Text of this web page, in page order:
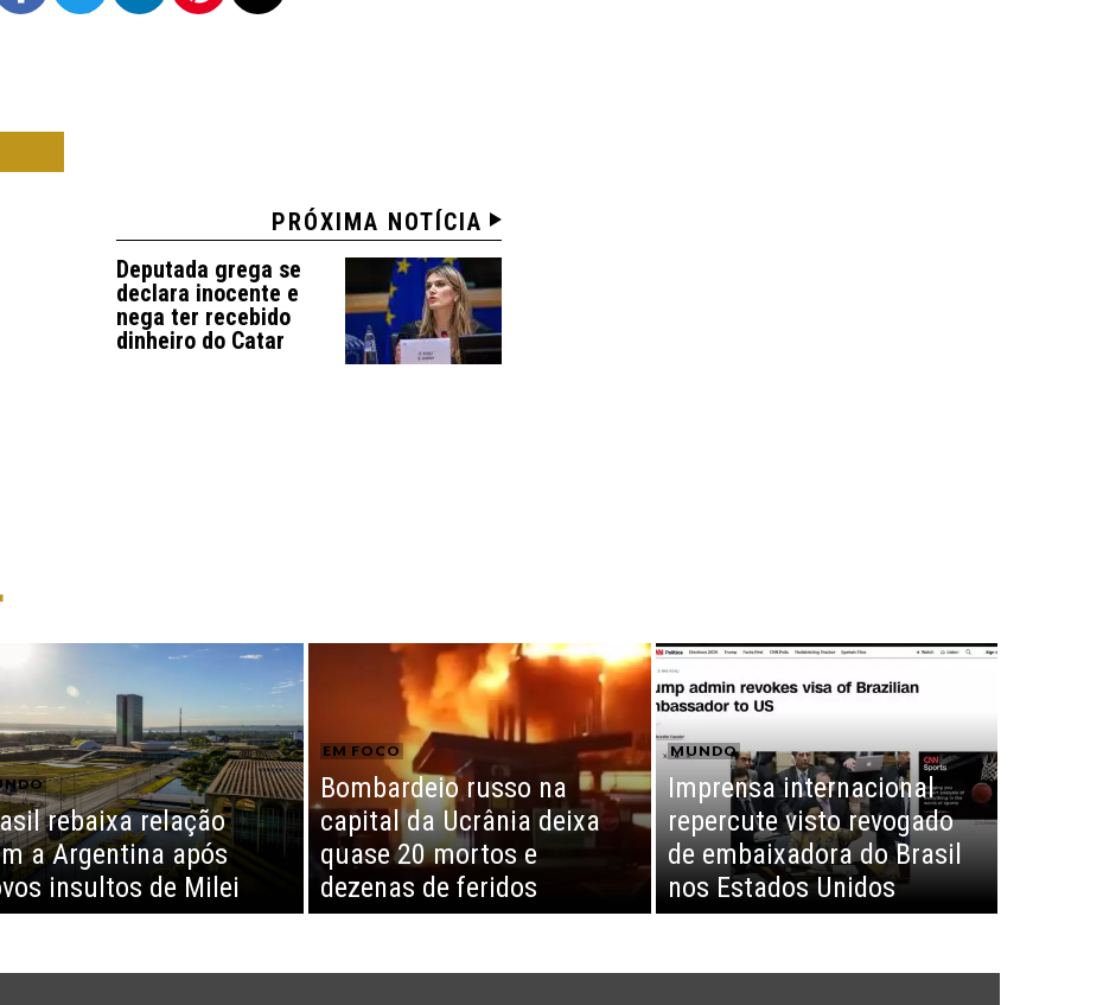
PRÓXIMA NOTÍCIA
Deputada grega se
declara inocente e
nega ter recebido
dinheiro do Catar
rebaixa relação
a Argentina após
insultos de Milei
EM FOCO
Bombardeio russo na
capital da Ucrânia deixa
quase 20 mortos e
dezenas de feridos
MUNDO
Imprensa internacional
repercute visto revogado
de embaixadora do Brasil
nos Estados Unidos